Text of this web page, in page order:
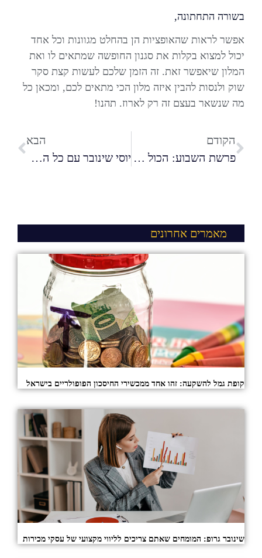
בשורה התחתונה,
אפשר לראות שהאופציות הן בהחלט מגוונות וכל אחד
יכול למצוא בקלות את סגנון החופשה שמתאים לו ואת
המלון שיאפשר זאת. זה הזמן שלכם לעשות קצת סקר
שוק ולנסות להבין איזה מלון הכי מתאים לכם, ומכאן כל
מה שנשאר בעצם זה רק לארוז. תהנו!
הקודם
פרשת השבוע: הכול על מקור המנהג
הבא
יוסי שינובר עם כל הטיפים: כך תשיגו את המטרות העסקיות שלכם
מאמרים אחרונים
קופת גמל להשקעה: זהו אחד ממכשירי החיסכון הפופולריים בישראל
שינובר גרופ: המומחים שאתם צריכים לליווי מקצועי של עסקי מכירות